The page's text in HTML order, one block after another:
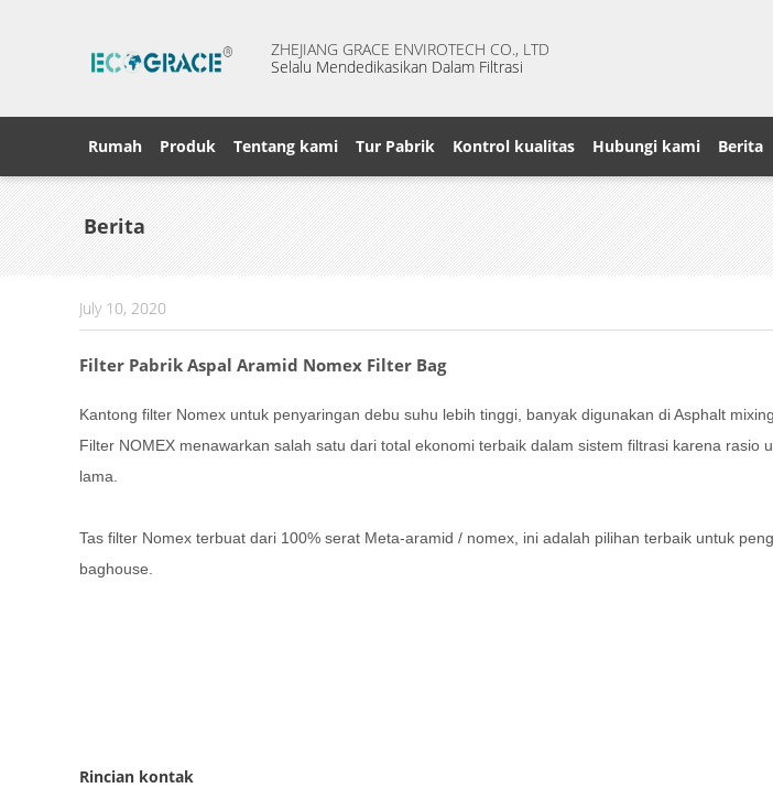
ZHEJIANG GRACE ENVIROTECH CO., LTD
Selalu Mendedikasikan Dalam Filtrasi
Rumah Produk Tentang kami Tur Pabrik Kontrol kualitas Hubungi kami Berita
Berita
July 10, 2020
Filter Pabrik Aspal Aramid Nomex Filter Bag
Kantong filter Nomex untuk penyaringan debu suhu lebih tinggi, banyak digunakan di Asphalt
Filter NOMEX menawarkan salah satu dari total ekonomi terbaik dalam sistem filtrasi karena
lama.
Tas filter Nomex terbuat dari 100% serat Meta-aramid / nomex, ini adalah pilihan terbaik untuk
baghouse.
Rincian kontak